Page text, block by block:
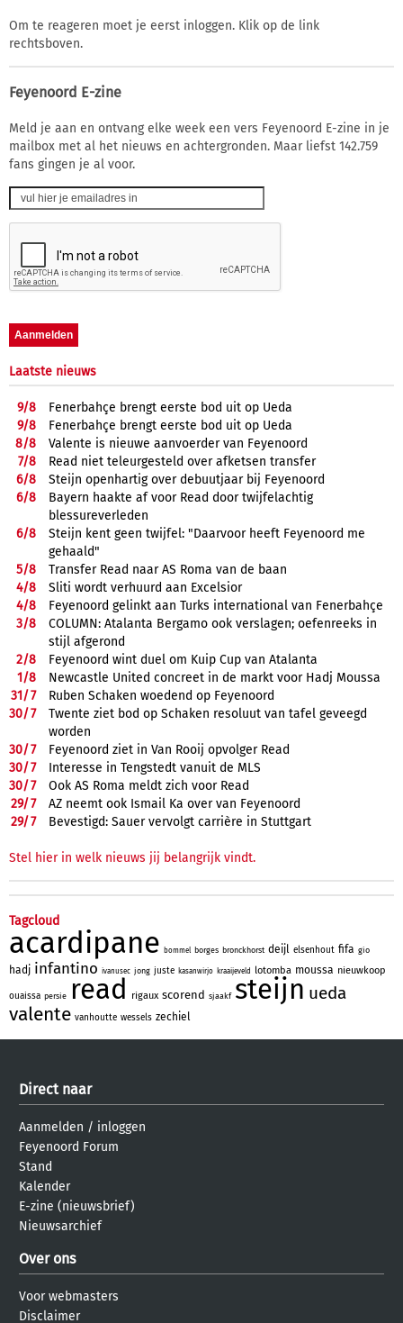
Om te reageren moet je eerst inloggen. Klik op de link
rechtsboven.
Feyenoord E-zine
Meld je aan en ontvang elke week een vers Feyenoord E-zine in je
mailbox met al het nieuws en achtergronden. Maar liefst 142.759
fans gingen je al voor.
Laatste nieuws
9/8
Fenerbahçe brengt eerste bod uit op Ueda
9/8
Fenerbahçe brengt eerste bod uit op Ueda
8/8
Valente is nieuwe aanvoerder van Feyenoord
7/8
Read niet teleurgesteld over afketsen transfer
6/8
Steijn openhartig over debuutjaar bij Feyenoord
6/8
Bayern haakte af voor Read door twijfelachtig
blessureverleden
6/8
Steijn kent geen twijfel: "Daarvoor heeft Feyenoord me
gehaald"
5/8
Transfer Read naar AS Roma van de baan
4/8
Sliti wordt verhuurd aan Excelsior
4/8
Feyenoord gelinkt aan Turks international van Fenerbahçe
3/8
COLUMN: Atalanta Bergamo ook verslagen; oefenreeks in
stijl afgerond
2/8
Feyenoord wint duel om Kuip Cup van Atalanta
1/8
Newcastle United concreet in de markt voor Hadj Moussa
31/7
Ruben Schaken woedend op Feyenoord
30/7
Twente ziet bod op Schaken resoluut van tafel geveegd
worden
30/7
Feyenoord ziet in Van Rooij opvolger Read
30/7
Interesse in Tengstedt vanuit de MLS
30/7
Ook AS Roma meldt zich voor Read
29/7
AZ neemt ook Ismail Ka over van Feyenoord
29/7 Bevestigd: Sauer vervolgt carrière in Stuttgart
Stel hier in welk nieuws jij belangrijk vindt.
Tagcloud
acardipane bommel borges bronckhorst deijl elsenhout fifa gio
hadj infantino ivanusec jong juste kasanwirjo kraaijeveld lotomba moussa nieuwkoop
ouaissa persie read rigaux scorend sjaakf steijn ueda
valente vanhoutte wessels zechiel
Direct naar
Aanmelden / inloggen
Feyenoord Forum
Stand
Kalender
E-zine (nieuwsbrief)
Nieuwsarchief
Over ons
Voor webmasters
Disclaimer